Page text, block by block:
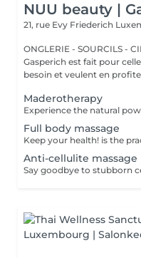
NUU beauty |
21, rue Evy Friederich
ONGLERIE - SOURCILS -
Gasperich est fait pour
besoin et veulent en
Maderotherapy
Full body massage
Anti-cellulite massage